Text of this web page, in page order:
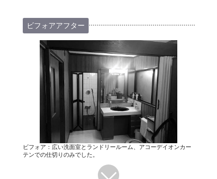
ビフォアアフター
ビフォア：広い洗面室とランドリールーム、アコーデイオンカー
テンでの仕切りのみでした。